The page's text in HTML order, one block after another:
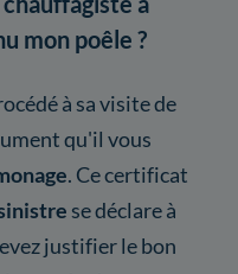
mon poêle ?
à sa visite de
qu'il vous
. Ce certificat
se déclare à
justifier le bon